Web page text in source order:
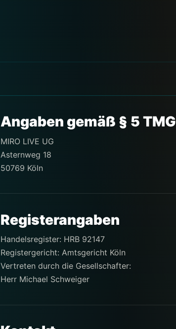
Angaben gemäß § 5 TMG
MIRO LIVE UG
Asternweg 18
50769 Köln
Registerangaben
Handelsregister: HRB 92147
Registergericht: Amtsgericht Köln
Vertreten durch die Gesellschafter:
Herr Michael Schweiger